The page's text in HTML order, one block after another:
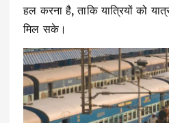
हल करना है, ताकि यात्रियों को
मिल सके।